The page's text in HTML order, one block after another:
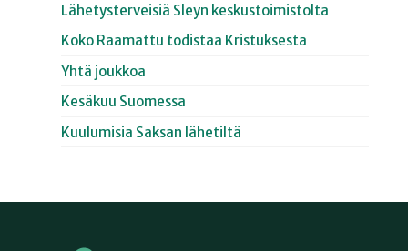
Lähetysterveisiä Sleyn keskustoimistolta
Koko Raamattu todistaa Kristuksesta
Yhtä joukkoa
Kesäkuu Suomessa
Kuulumisia Saksan lähetiltä